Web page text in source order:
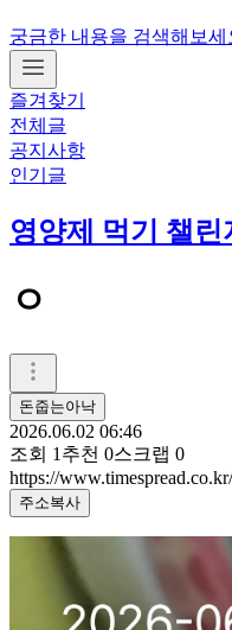
궁금한 내용을 검색해보세
즐겨찾기
전체글
공지사항
인기글
영양제 먹기 챌린
ㅇ
돈줍는아낙
2026.06.02 06:46
조회 1 추천 0스크랩 0
https://
주소복사